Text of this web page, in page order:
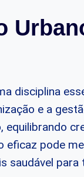
disciplina
e a
equilibrando
eficaz pode
saudável